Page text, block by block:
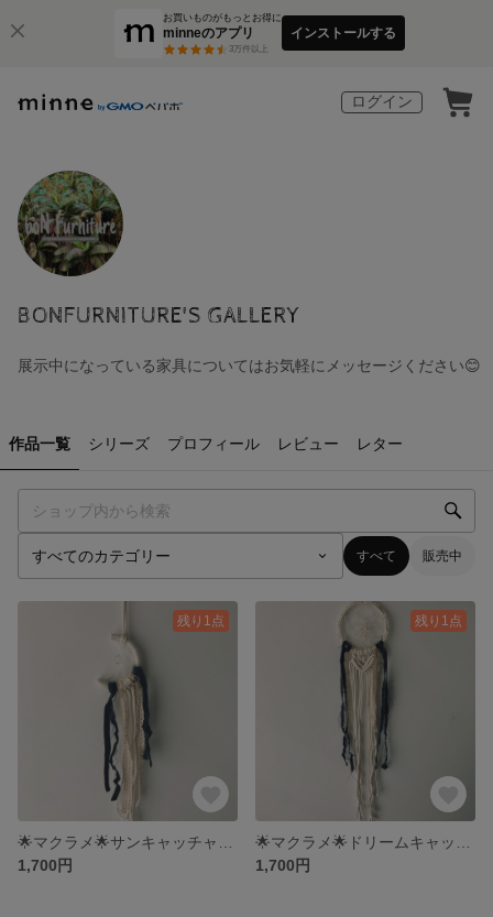
お買いものがもっとお得に
minneのアプリ
3万件以上
インストールする
ログイン
BONFURNITURE'S GALLERY
展示中になっている家具についてはお気軽にメッセージください😊
作品一覧 シリーズ プロフィール レビュー レター
すべて 販売中
残り1点
1,700円
残り1点
1,700円